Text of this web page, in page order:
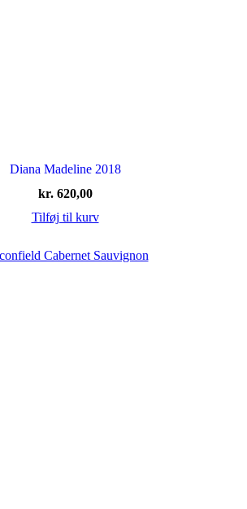
Diana Madeline 2018
kr.620,00
Tilføj til kurv